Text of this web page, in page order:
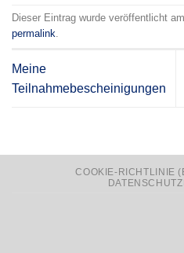
Dieser Eintrag wurde veröffentlicht
permalink.
Meine
Teilnahmebescheinigungen
COOKIE-RICHTLINIE